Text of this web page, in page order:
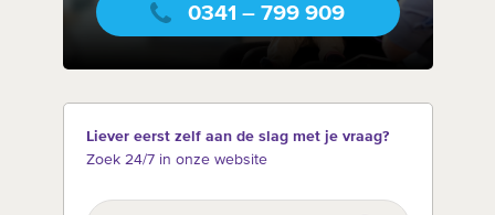
0341 – 799 909
Liever eerst zelf aan de slag met je vraag?
Zoek 24/7 in onze website